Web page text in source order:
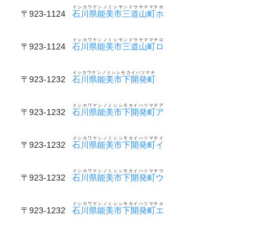
〒923-1124 石川県能美市三道山町ホ
イシカワケンノミシサンドウヤママチホ
〒923-1124 石川県能美市三道山町ロ
イシカワケンノミシサンドウヤママチロ
〒923-1232 石川県能美市下開発町
イシカワケンノミシシモカイハツマチ
〒923-1232 石川県能美市下開発町ア
イシカワケンノミシシモカイハツマチア
〒923-1232 石川県能美市下開発町イ
イシカワケンノミシシモカイハツマチイ
〒923-1232 石川県能美市下開発町ウ
イシカワケンノミシシモカイハツマチウ
〒923-1232 石川県能美市下開発町エ
イシカワケンノミシシモカイハツマチエ